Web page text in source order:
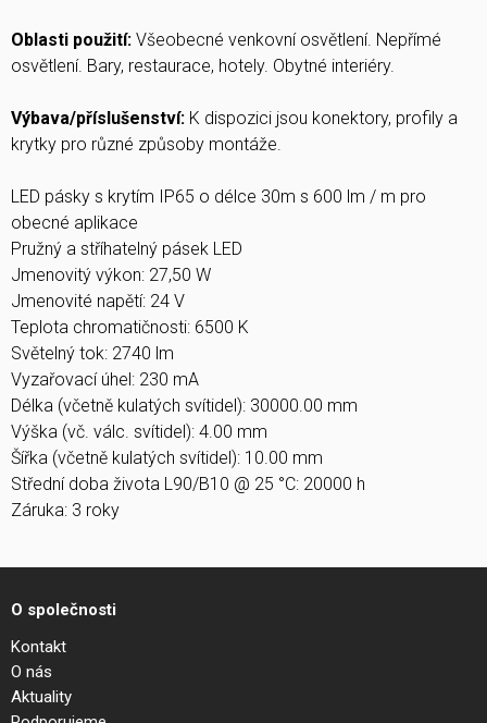
Oblasti použití: Všeobecné venkovní osvětlení. Nepřímé
osvětlení. Bary, restaurace, hotely. Obytné interiéry.
Výbava/příslušenství: K dispozici jsou konektory, profily a
krytky pro různé způsoby montáže.
LED pásky s krytím IP65 o délce 30m s 600 lm / m pro
obecné aplikace
Pružný a stříhatelný pásek LED
Jmenovitý výkon: 27,50 W
Jmenovité napětí: 24 V
Teplota chromatičnosti: 6500 K
Světelný tok: 2740 lm
Vyzařovací úhel: 230 mA
Délka (včetně kulatých svítidel): 30000.00 mm
Výška (vč. válc. svítidel): 4.00 mm
Šířka (včetně kulatých svítidel): 10.00 mm
Střední doba života L90/B10 @ 25 °C: 20000 h
Záruka: 3 roky
O společnosti
Kontakt
O nás
Aktuality